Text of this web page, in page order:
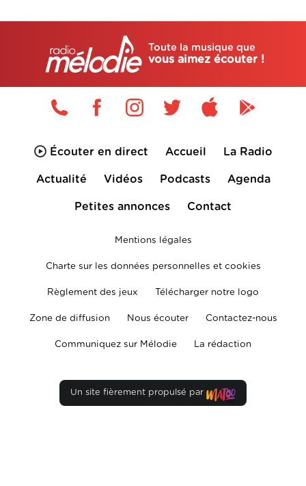
Toute la musique que
vous aimez écouter !
Écouter en direct Accueil La Radio
Actualité Vidéos Podcasts Agenda
Petites annonces Contact
Mentions légales
Charte sur les données personnelles et cookies
Règlement des jeux Télécharger notre logo
Zone de diffusion Nous écouter Contactez-nous
Communiquez sur Mélodie La rédaction
Un site fièrement propulsé par